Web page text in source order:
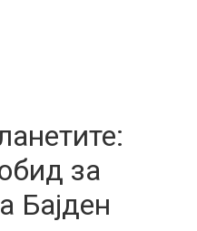
за
Бајден